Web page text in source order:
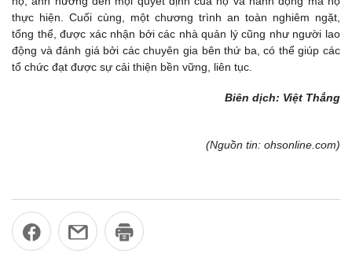
thực hiện. Cuối cùng, một chương trình an toàn nghiêm ngặt,
tổng thể, được xác nhận bởi các nhà quản lý cũng như người lao
động và đánh giá bởi các chuyên gia bên thứ ba, có thể giúp các
tổ chức đạt được sự cải thiện bền vững, liên tục.
Biên dịch: Việt Thắng
(Nguồn tin: ohsonline.com)